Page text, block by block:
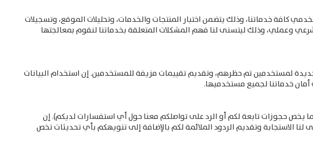
كافة خدماتنا، وذلك يتضمن اختبار المنتجات والخدمات، وتحليلات الموقع، وتسجيلات
وعملي، وذلك ليتسنى لنا فهم المشكلات المتعلقة بخدماتنا لنقوم بمعالجتها
لمستخدمين تم حظرهم، وتقديم تقييمات مزيفة للمستخدمين. إن استخدام البيانات
خدماتنا لجميع مستخدميها.
يخص حجوزات تابعة لكم أو الرد على تواصلكم معنا حول أي استفسارات لديكم). إن
الاستجابة وتقديم الردود الملائمة لكم بالإضافة إلى تنويهكم بأي تحديثات تخص